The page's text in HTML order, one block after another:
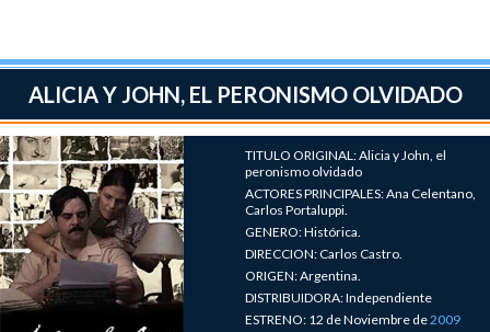
ALICIA Y JOHN, EL PERONISMO OLVIDADO
TITULO ORIGINAL: Alicia y John, el
peronismo olvidado
ACTORES PRINCIPALES: Ana Celentano,
Carlos Portaluppi.
GENERO: Histórica.
DIRECCION: Carlos Castro.
ORIGEN: Argentina.
DISTRIBUIDORA: Independiente
ESTRENO: 12 de Noviembre de2009